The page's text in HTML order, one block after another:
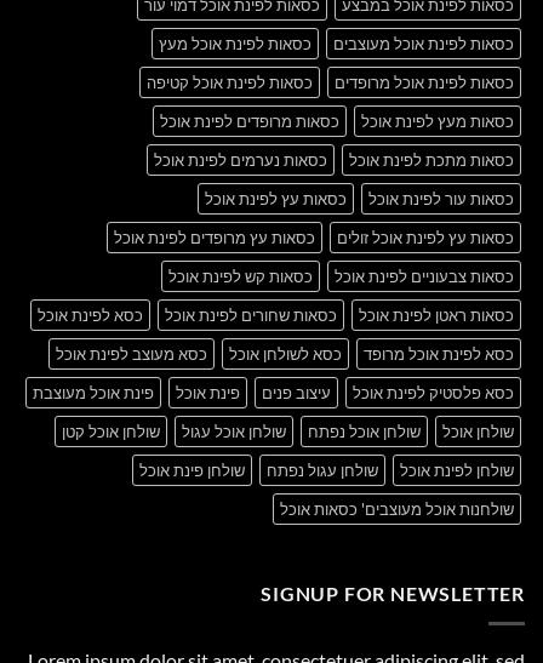
כסאות לפינת אוכל במבצע
כסאות לפינת אוכל דמוי עור
כסאות לפינת אוכל מעוצבים
כסאות לפינת אוכל מעץ
כסאות לפינת אוכל מרופדים
כסאות לפינת אוכל קטיפה
כסאות מעץ לפינת אוכל
כסאות מרופדים לפינת אוכל
כסאות מתכת לפינת אוכל
כסאות נערמים לפינת אוכל
כסאות עור לפינת אוכל
כסאות עץ לפינת אוכל
כסאות עץ לפינת אוכל זולים
כסאות עץ מרופדים לפינת אוכל
כסאות צבעוניים לפינת אוכל
כסאות קש לפינת אוכל
כסאות ראטן לפינת אוכל
כסאות שחורים לפינת אוכל
כסא לפינת אוכל
כסא לפינת אוכל מרופד
כסא לשולחן אוכל
כסא מעוצב לפינת אוכל
כסא פלסטיק לפינת אוכל
עיצוב פנים פינת אוכל
פינת אוכל מעוצבת
שולחן אוכל
שולחן אוכל נפתח שולחן אוכל עגול
שולחן אוכל קטן
שולחן לפינת אוכל
שולחן עגול נפתח
שולחן פינת אוכל
שולחנות אוכל מעוצבים' כסאות אוכל
SIGNUP FOR NEWSLETTER